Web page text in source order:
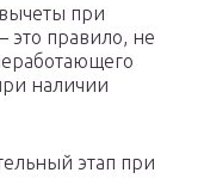
при
это правило, не
наличии
этап при